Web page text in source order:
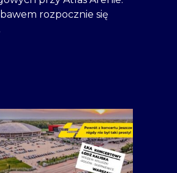
rozpocznie się